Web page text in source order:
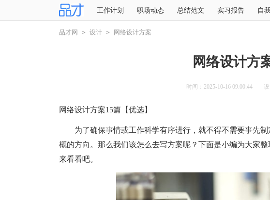
工作计划 职场动态 总结范文 实习报告 自
品才网 > 设计 > 网络设计方案
网络设计方
时间：2025-10-16 09:00:44
网络设计方案15篇【优选】
为了确保事情或工作科学有序进行，就不得不需要事先制
概的方向。那么我们该怎么去写方案呢？下面是小编为大家
来看看吧。